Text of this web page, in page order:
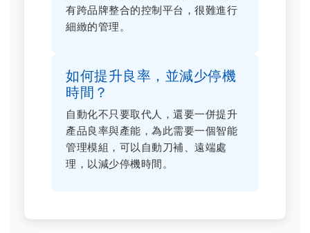
有跨品牌整合的控制平台，很難進行
細緻的管理。
如何提升良率，並減少停機
時間？
自動化不只要取代人，還要一併提升
產品良率與產能，為此需要一個智能
管理模組，可以自動刀補、遠端處
理，以減少停機時間。